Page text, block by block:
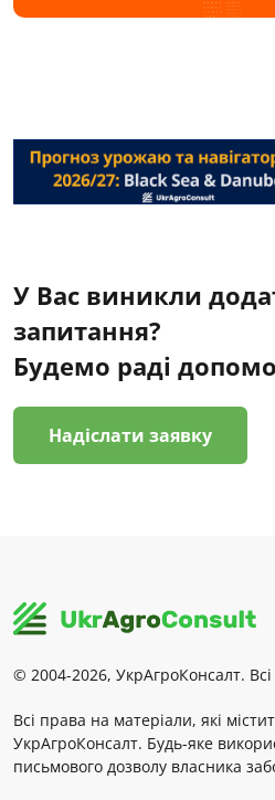
У Вас виникли
запитання?
Будемо раді
Надіслати заявку
© 2004-2026, УкрАгроКонсалт.
Всі права на матеріали, які
УкрАгроКонсалт. Будь-яке
письмового дозволу власника